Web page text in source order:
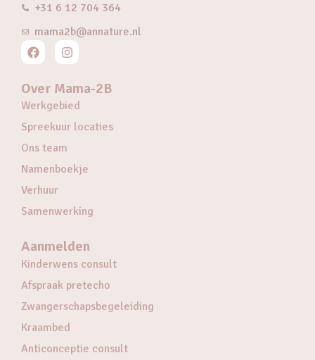
+31 6 12 704 364
mama2b@annature.nl
Over Mama-2B
Werkgebied
Spreekuur locaties
Ons team
Namenboekje
Verhuur
Samenwerking
Aanmelden
Kinderwens consult
Afspraak pretecho
Zwangerschapsbegeleiding
Kraambed
Anticonceptie consult